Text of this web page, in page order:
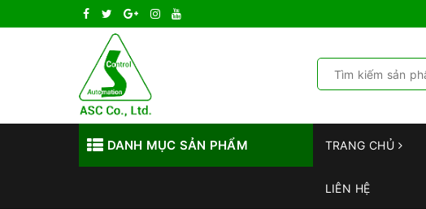
DANH MỤC SẢN PHẨM TRANG CHỦ
LIÊN HỆ